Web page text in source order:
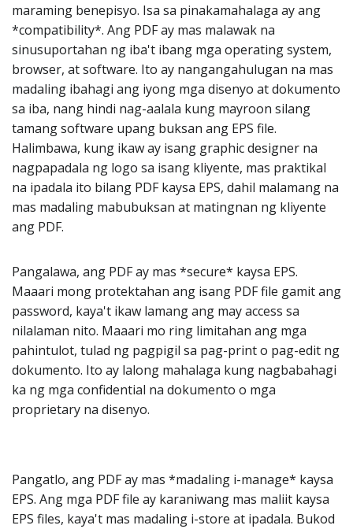
maraming benepisyo. Isa sa pinakamahalaga ay ang
*compatibility*. Ang PDF ay mas malawak na
sinusuportahan ng iba't ibang mga operating system,
browser, at software. Ito ay nangangahulugan na mas
madaling ibahagi ang iyong mga disenyo at dokumento
sa iba, nang hindi nag-aalala kung mayroon silang
tamang software upang buksan ang EPS file.
Halimbawa, kung ikaw ay isang graphic designer na
nagpapadala ng logo sa isang kliyente, mas praktikal
na ipadala ito bilang PDF kaysa EPS, dahil malamang na
mas madaling mabubuksan at matingnan ng kliyente
ang PDF.
Pangalawa, ang PDF ay mas *secure* kaysa EPS.
Maaari mong protektahan ang isang PDF file gamit ang
password, kaya't ikaw lamang ang may access sa
nilalaman nito. Maaari mo ring limitahan ang mga
pahintulot, tulad ng pagpigil sa pag-print o pag-edit ng
dokumento. Ito ay lalong mahalaga kung nagbabahagi
ka ng mga confidential na dokumento o mga
proprietary na disenyo.
Pangatlo, ang PDF ay mas *madaling i-manage* kaysa
EPS. Ang mga PDF file ay karaniwang mas maliit kaysa
EPS files, kaya't mas madaling i-store at ipadala. Bukod